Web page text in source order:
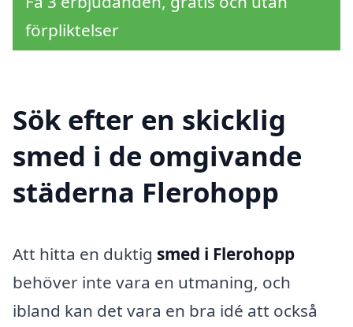
förpliktelser
Sök efter en skicklig
smed i de omgivande
städerna Flerohopp
Att hitta en duktig smed i Flerohopp
behöver inte vara en utmaning, och
ibland kan det vara en bra idé att också